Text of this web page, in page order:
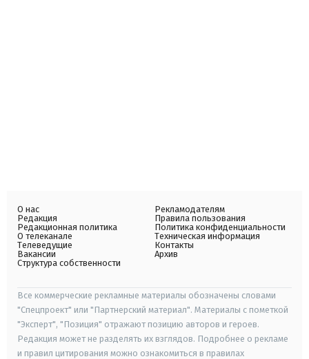
О нас
Редакция
Редакционная политика
О телеканале
Телеведущие
Вакансии
Структура собственности
Рекламодателям
Правила пользования
Политика конфиденциальности
Техническая информация
Контакты
Архив
Все коммерческие рекламные материалы обозначены словами
"Спецпроект" или "Партнерский материал". Материалы с пометкой
"Эксперт", "Позиция" отражают позицию авторов и героев.
Редакция может не разделять их взглядов. Подробнее о рекламе
и правил цитирования можно ознакомиться в правилах